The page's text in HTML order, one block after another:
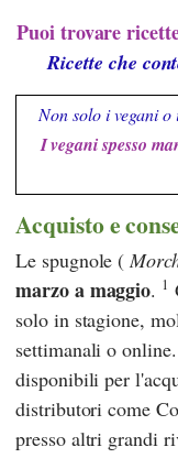
Puoi trovare
Ricette che
Non solo i vegani o
I vegani spesso
Acquisto e
Le spugnole (
marzo a maggio. 1
solo in stagione,
settimanali o
disponibili per
distributori come
presso altri grandi